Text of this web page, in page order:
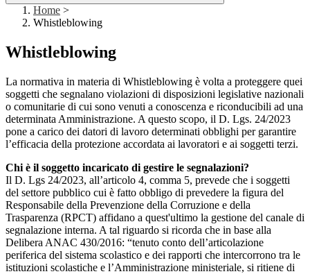
Home >
Whistleblowing
Whistleblowing
La normativa in materia di Whistleblowing è volta a proteggere quei
soggetti che segnalano violazioni di disposizioni legislative nazionali
o comunitarie di cui sono venuti a conoscenza e riconducibili ad una
determinata Amministrazione. A questo scopo, il D. Lgs. 24/2023
pone a carico dei datori di lavoro determinati obblighi per garantire
l’efficacia della protezione accordata ai lavoratori e ai soggetti terzi.
Chi è il soggetto incaricato di gestire le segnalazioni?
Il D. Lgs 24/2023, all’articolo 4, comma 5, prevede che i soggetti
del settore pubblico cui è fatto obbligo di prevedere la figura del
Responsabile della Prevenzione della Corruzione e della
Trasparenza (RPCT) affidano a quest'ultimo la gestione del canale di
segnalazione interna. A tal riguardo si ricorda che in base alla
Delibera ANAC 430/2016: “tenuto conto dell’articolazione
periferica del sistema scolastico e dei rapporti che intercorrono tra le
istituzioni scolastiche e l’Amministrazione ministeriale, si ritiene di